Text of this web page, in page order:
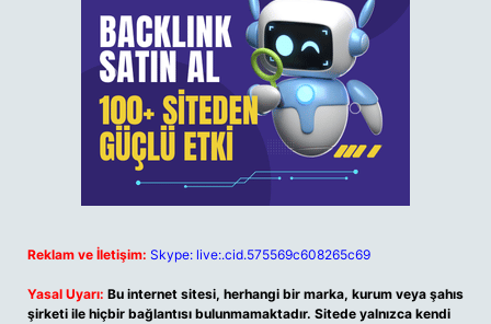
Reklam ve İletişim: Skype: live:.cid.575569c608265c69
Yasal Uyarı: Bu internet sitesi, herhangi bir marka, kurum veya şahıs
şirketi ile hiçbir bağlantısı bulunmamaktadır. Sitede yalnızca kendi